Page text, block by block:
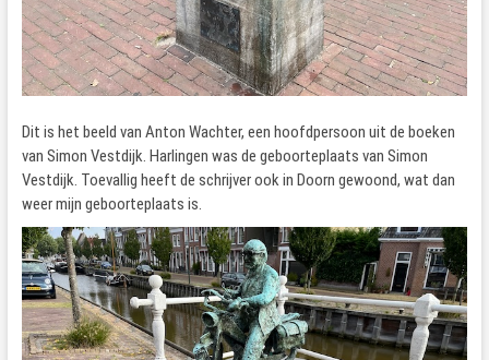
Dit is het beeld van Anton Wachter, een hoofdpersoon uit de boeken
van Simon Vestdijk. Harlingen was de geboorteplaats van Simon
Vestdijk. Toevallig heeft de schrijver ook in Doorn gewoond, wat dan
weer mijn geboorteplaats is.